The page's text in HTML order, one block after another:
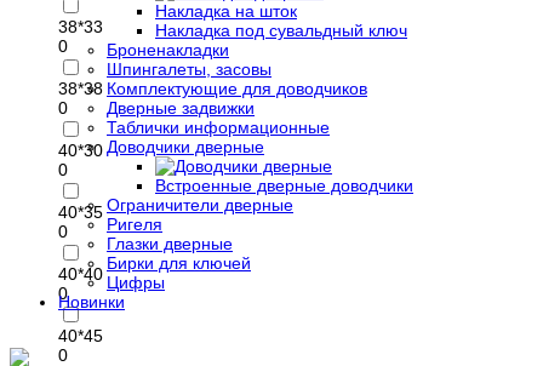
38*33
0
38*38
0
40*30
0
40*35
0
40*40
0
40*45
0
Накладка на шток
Накладка под сувальдный ключ
Броненакладки
Шпингалеты, засовы
Комплектующие для доводчиков
Дверные задвижки
Таблички информационные
Доводчики дверные
Встроенные дверные доводчики
Ограничители дверные
Ригеля
Глазки дверные
Бирки для ключей
Цифры
Новинки